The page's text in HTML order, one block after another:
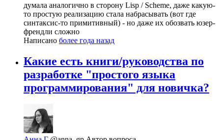
думала аналогично в сторону Lisp / Scheme, даже какую-
то простую реализацию стала набрасывать (вот где
синтаксис-то примитивный) - но даже их обозвать юзер-
френдли сложно
Написано более года назад
Какие есть книги/руководства по
разработке "простого языка
программирования" для новичка?